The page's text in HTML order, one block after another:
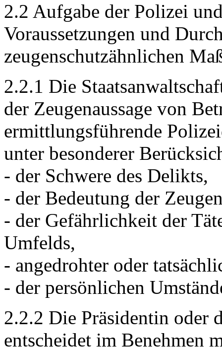
2.2 Aufgabe der Polizei
Voraussetzungen und
zeugenschutzähnlichen
2.2.1 Die
der Zeugenaussage von
ermittlungsführende
unter besonderer
- der Schwere des Delikts,
- der Bedeutung der
- der Gefährlichkeit der
Umfelds,
- angedrohter oder
- der persönlichen
2.2.2 Die Präsidentin oder
entscheidet im Benehmen